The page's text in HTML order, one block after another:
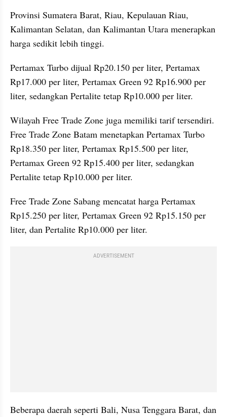
Provinsi Sumatera Barat, Riau, Kepulauan Riau,
Kalimantan Selatan, dan Kalimantan Utara menerapkan
harga sedikit lebih tinggi.
Pertamax Turbo dijual Rp20.150 per liter, Pertamax
Rp17.000 per liter, Pertamax Green 92 Rp16.900 per
liter, sedangkan Pertalite tetap Rp10.000 per liter.
Wilayah Free Trade Zone juga memiliki tarif tersendiri.
Free Trade Zone Batam menetapkan Pertamax Turbo
Rp18.350 per liter, Pertamax Rp15.500 per liter,
Pertamax Green 92 Rp15.400 per liter, sedangkan
Pertalite tetap Rp10.000 per liter.
Free Trade Zone Sabang mencatat harga Pertamax
Rp15.250 per liter, Pertamax Green 92 Rp15.150 per
liter, dan Pertalite Rp10.000 per liter.
ADVERTISEMENT
Beberapa daerah seperti Bali, Nusa Tenggara Barat, dan